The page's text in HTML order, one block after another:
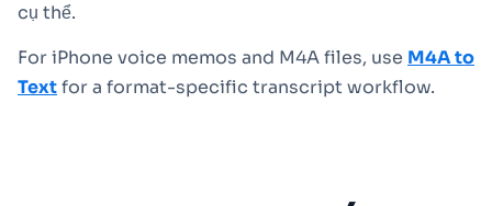
cụ thể.
For iPhone voice memos and M4A files, use M4A to
Textfor a format-specific transcript workflow.